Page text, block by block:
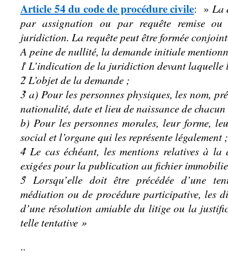
Article 54 du code de procédure civile: » La
par assignation ou par requête remise
juridiction. La requête peut être formée
A peine de nullité, la demande initiale
1̊ L’indication de la juridiction devant laquelle
2̊ L’objet de la demande ;
3̊ a) Pour les personnes physiques, les nom,
nationalité, date et lieu de naissance de
b) Pour les personnes morales, leur forme,
social et l’organe qui les représente légalement ;
4̊ Le cas échéant, les mentions relatives à la
exigées pour la publication au fichier
5̊ Lorsqu’elle doit être précédée d’une
médiation ou de procédure participative, les
d’une résolution amiable du litige ou la
telle tentative »
..